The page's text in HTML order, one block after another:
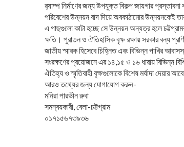
র‌্যাম্প নির্মাণের জন্য উপযুক্ত বিকল্প জায়গার
পরিবেশের উন্নয়ন বাদ দিয়ে অবকাঠামোর
এ গাছগুলো কাটা হচ্ছে সে উন্নয়ন অন্যত্র হলে
ক্ষতি। পুরাতন ও ঐতিহাসিক বৃক্ষ রক্ষায় সরকার বন্য
জাতীয় স্মারক হিসেবে চিহ্নিত এবং বিভিন্ন পাখির
সংরক্ষণের প্রয়োজনে এর ১৪,১৫ ও ১৬ ধারায় বিভিন্ন
ঐতিহ্য ও স্মৃতিবাহী বৃক্ষগুলোকে বিশেষ মর্যাদা দেয়ার
আরও তথ্যের জন্য যোগাযোগ করুন-
মনিরা পারভীন রুবা
সমন্বয়কারী, বেলা-চট্টগ্রাম
০১৭১৫৬৭৩৯৩৬